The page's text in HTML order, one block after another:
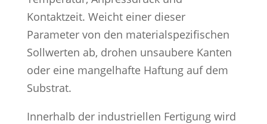
Kontaktzeit. Weicht einer dieser
Parameter von den materialspezifischen
Sollwerten ab, drohen unsaubere Kanten
oder eine mangelhafte Haftung auf dem
Substrat.
Innerhalb der industriellen Fertigung wird